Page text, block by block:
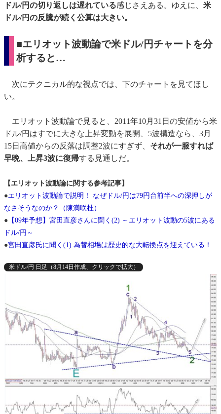
ドル/円の切り返しは遅れている感じさえある。ゆえに、 米
ドル/円の反騰が続く公算は大きい。
■エリオット波動論で米ドル/円チャートを分
析すると…
次にテクニカル的な視点では、下のチャートを見てほし
い。
エリオット波動論で見ると、2011年10月31日の安値から米
ドル/円はすでに大きな上昇変動を展開、5波構造なら、3月
15日高値からの反落は調整2波にすぎず、 それが一服すれば
早晩、上昇3波に復帰する見通しだ。
【エリオット波動論に関する参考記事】
●エリオット波動論で説明！ なぜドル/円は79円台前半への深押しが
なさそうなのか？（陳満咲杜）
● 【09年予想】宮田直彦さんに聞く(2) ～エリオット波動の5波にある
ドル/円～
●宮田直彦氏に聞く(1) 為替相場は歴史的な大転換点を迎えている！
米ドル/円 日足（8月14日作成、クリックで拡大）